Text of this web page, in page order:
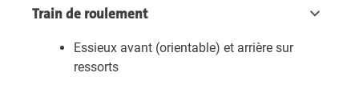
Train de roulement
Essieux avant (orientable) et arrière sur
ressorts